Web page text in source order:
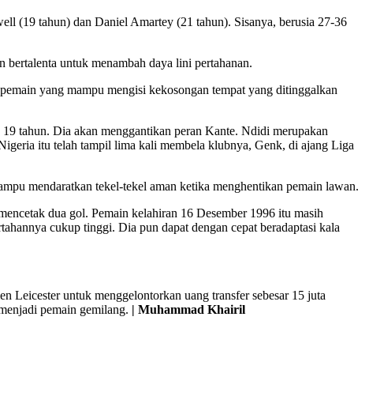
(19 tahun) dan Daniel Amartey (21 tahun). Sisanya, berusia 27-36
untuk menambah daya lini pertahanan.
yang mampu mengisi kekosongan tempat yang ditinggalkan
tahun. Dia akan menggantikan peran Kante. Ndidi merupakan
itu telah tampil lima kali membela klubnya, Genk, di ajang Liga
mendaratkan tekel-tekel aman ketika menghentikan pemain lawan.
dua gol. Pemain kelahiran 16 Desember 1996 itu masih
cukup tinggi. Dia pun dapat dengan cepat beradaptasi kala
Leicester untuk menggelontorkan uang transfer sebesar 15 juta
pemain gemilang. | Muhammad Khairil